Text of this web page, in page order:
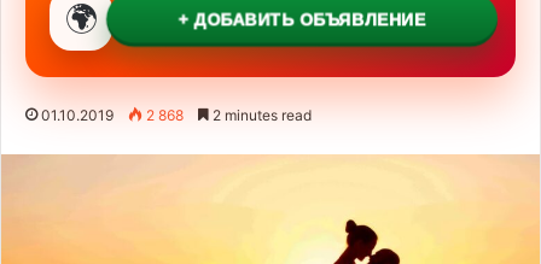
🌍 + ДОБАВИТЬ ОБЪЯВЛЕНИЕ
01.10.2019 2 868 2 minutes read